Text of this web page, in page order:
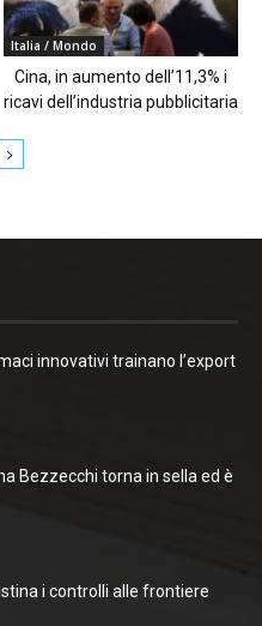
Italia / Mondo
Cina, in aumento dell’11,3% i
ricavi dell’industria pubblicitaria
innovativi trainano l’export
Bezzecchi torna in sella ed è
i controlli alle frontiere